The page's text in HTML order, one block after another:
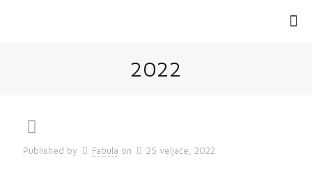
2022
Published by Fabula on 25 veljače, 2022